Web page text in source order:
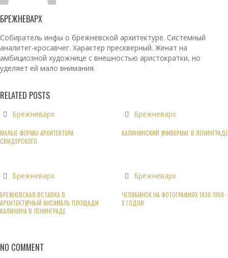
БРЕЖНЕВАРХ
Собиратель инфы о брежневской архитектуре. Системный
аналитег-кросавчег. Характер прескверный. Женат на
амбициозной художнице с внешностью аристократки, но
уделяет ей мало внимания.
RELATED POSTS
Брежневарх
МАЛЫЕ ФОРМЫ АРХИТЕКТОРА
СВИДЕРСКОГО
Брежневарх
КАЛИНИНСКИЙ УНИВЕРМАГ В ЛЕНИНГРАДЕ
Брежневарх
БРЕЖНЕВСКАЯ ВСТАВКА В
АРХИТЕКТУРНЫЙ АНСАМБЛЬ ПЛОЩАДИ
КАЛИНИНА В ЛЕНИНГРАДЕ
Брежневарх
ЧЕЛЯБИНСК НА ФОТОГРАФИЯХ 1930-1950-
Х ГОДОВ
NO COMMENT